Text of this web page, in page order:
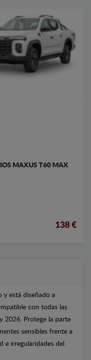
MAXUS T60 MAX
138 €
y está diseñado a
con todas las
2026. Protege la parte
sensibles frente a
e irregularidades del